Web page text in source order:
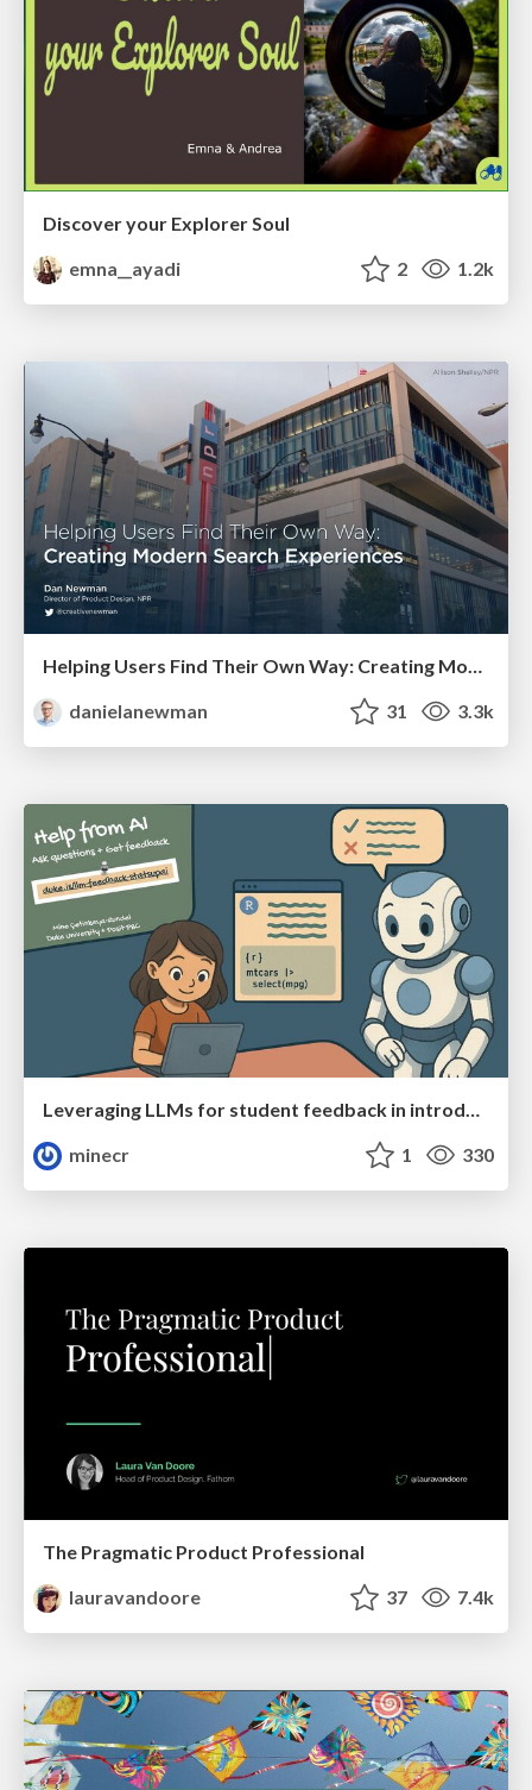
Discover your Explorer Soul
emna__ayadi
2 1.2k
Helping Users Find Their Own Way: Creating Modern Search Experiences
danielanewman
31 3.3k
Leveraging LLMs for student feedback in introductory data science courses - posit::conf(2025)
minecr
1 330
The Pragmatic Product Professional
lauravandoore
37 7.4k